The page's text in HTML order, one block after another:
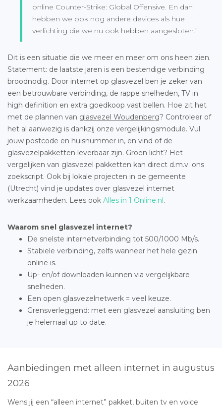
online Counter-Strike: Global Offensive. En dan
hebben we ook nog andere devices als hue
verlichting die we nu ook hebben aangesloten.”
Dit is een situatie die we meer en meer om ons heen zien.
Statement: de laatste jaren is een bestendige verbinding
broodnodig. Door internet op glasvezel ben je zeker van
een betrouwbare verbinding, de rappe snelheden, TV in
high definition en extra goedkoop vast bellen. Hoe zit het
met de plannen van glasvezel Woudenberg? Controleer of
het al aanwezig is dankzij onze vergelijkingsmodule. Vul
jouw postcode en huisnummer in, en vind of de
glasvezelpakketten leverbaar zijn. Groen licht? Het
vergelijken van glasvezel pakketten kan direct d.m.v. ons
zoekscript. Ook bij lokale projecten in de gemeente
(Utrecht) vind je updates over glasvezel internet
werkzaamheden. Lees ook Alles in 1 Online.nl.
Waarom snel glasvezel internet?
De snelste internetverbinding tot 500/1000 Mb/s.
Stabiele verbinding, zelfs wanneer het hele gezin
online is.
Up- en/of downloaden kunnen via vergelijkbare
snelheden.
Een open glasvezelnetwerk = veel keuze.
Grensverleggend: met een glasvezel aansluiting ben
je helemaal up to date.
Aanbiedingen met alleen internet in augustus
2026
Wens jij een “alleen internet” pakket, buiten tv en voice